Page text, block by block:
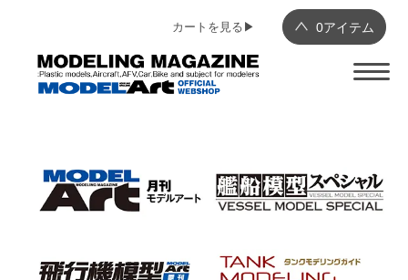
0アイテム
カートを見る▶︎